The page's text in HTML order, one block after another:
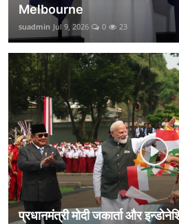
Melbourne
suadmin Jul 9, 2026 0 23
प्रधानमंत्री मोदी जकार्ता और